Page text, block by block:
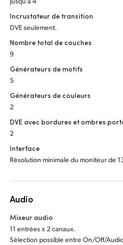
Incrustateur de transition
DVE seulement.
Nombre total de couches
9
Générateurs de motifs
5
Générateurs de couleurs
2
DVE avec bordures et ombres
2
Interface
Résolution minimale du moniteur de
Audio
Mixeur audio
11 entrées x 2 canaux.
Sélection possible entre On/Off/